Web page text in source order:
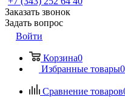
Заказать звонок
Задать вопрос
Войти
Корзина0
Избранные товары0
Сравнение товаров